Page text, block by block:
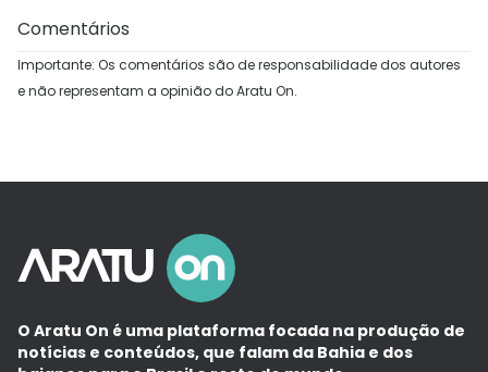
Comentários
Importante: Os comentários são de responsabilidade dos autores
e não representam a opinião do Aratu On.
O Aratu On é uma plataforma focada na produção de
notícias e conteúdos, que falam da Bahia e dos